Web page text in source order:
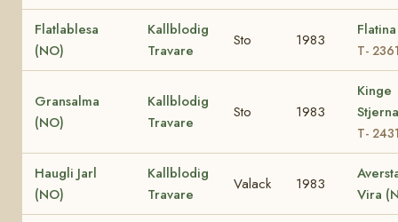
Flatlablesa
(NO)
Kallblodig
Travare
Sto 1983
T-
Gransalma
(NO)
Kallblodig
Travare
Sto 1983
Kinge
T-
Haugli Jarl
(NO)
Kallblodig
Travare
Valack 1983
Vira